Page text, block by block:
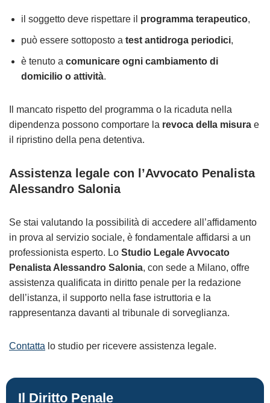
il soggetto deve rispettare il programma terapeutico,
può essere sottoposto a test antidroga periodici,
è tenuto a comunicare ogni cambiamento di
domicilio o attività.
Il mancato rispetto del programma o la ricaduta nella
dipendenza possono comportare la revoca della misura e
il ripristino della pena detentiva.
Assistenza legale con l’Avvocato Penalista
Alessandro Salonia
Se stai valutando la possibilità di accedere all’affidamento
in prova al servizio sociale, è fondamentale affidarsi a un
professionista esperto. Lo Studio Legale Avvocato
Penalista Alessandro Salonia, con sede a Milano, offre
assistenza qualificata in diritto penale per la redazione
dell’istanza, il supporto nella fase istruttoria e la
rappresentanza davanti al tribunale di sorveglianza.
Contatta lo studio per ricevere assistenza legale.
Il Diritto Penale